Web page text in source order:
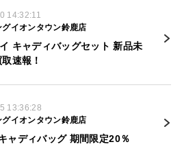
14:32:11
グイオンタウン鈴鹿店
キャディバッグセット 新品未
速報！
13:36:28
グイオンタウン鈴鹿店
ャディバッグ 期間限定20％